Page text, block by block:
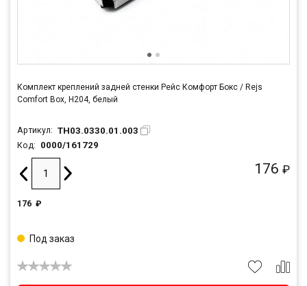
Комплект креплений задней стенки Рейс Комфорт Бокс / Rejs
Comfort Box, H204, белый
Артикул: TH03.0330.01.003
Код: 0000/161729
176 ₽
176 ₽
Под заказ